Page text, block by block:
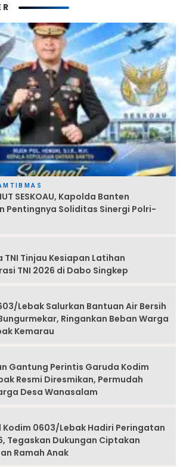
SESKOAU, Kapolda Banten
Pentingnya Soliditas Sinergi Polri-
TNI Tinjau Kesiapan Latihan
TNI 2026 di Dabo Singkep
Lebak Salurkan Bantuan Air Bersih
Ringankan Beban Warga
Kemarau
Gantung Perintis Garuda Kodim
Resmi Diresmikan, Permudah
Desa Wanasalam
Kodim 0603/Lebak Hadiri Peringatan
Tegaskan Dukungan Ciptakan
Ramah Anak